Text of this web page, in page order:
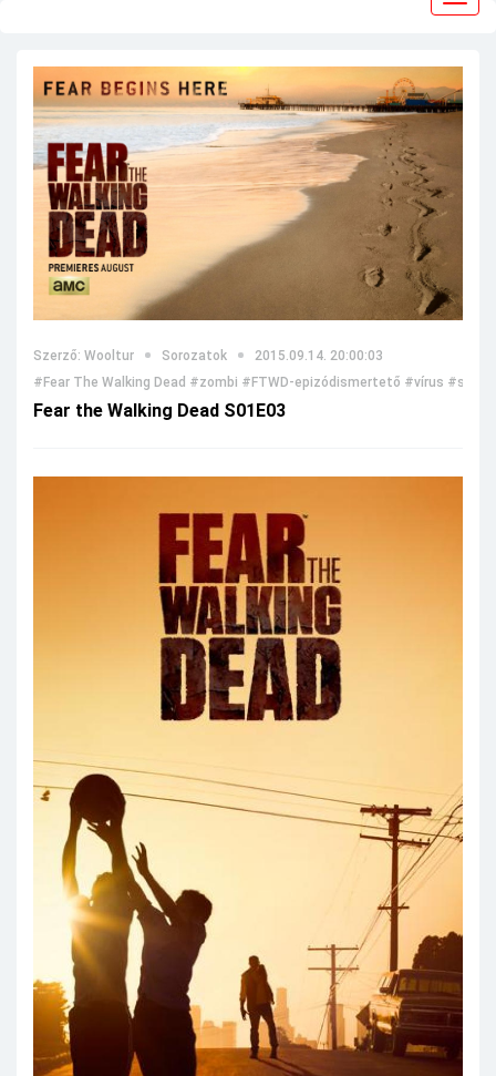
Szerző: Wooltur Sorozatok
2015.09.14. 20:00:03
#Fear The Walking Dead #zombi #FTWD-epizódismertető #vírus
Fear the Walking Dead S01E03